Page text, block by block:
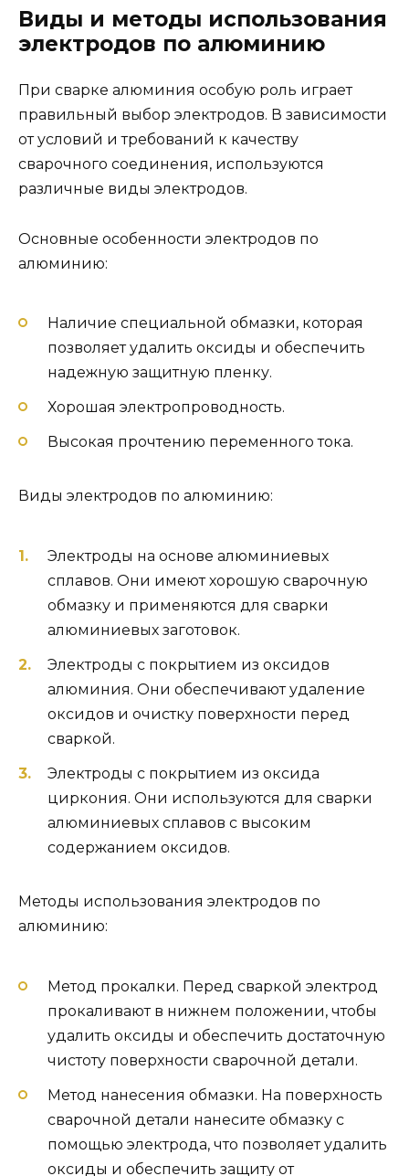
Виды и методы использования
электродов по алюминию
При сварке алюминия особую роль играет
правильный выбор электродов. В зависимости
от условий и требований к качеству
сварочного соединения, используются
различные виды электродов.
Основные особенности электродов по
алюминию:
Наличие специальной обмазки, которая
позволяет удалить оксиды и обеспечить
надежную защитную пленку.
Хорошая электропроводность.
Высокая прочтению переменного тока.
Виды электродов по алюминию:
Электроды на основе алюминиевых
сплавов. Они имеют хорошую сварочную
обмазку и применяются для сварки
алюминиевых заготовок.
Электроды с покрытием из оксидов
алюминия. Они обеспечивают удаление
оксидов и очистку поверхности перед
сваркой.
Электроды с покрытием из оксида
циркония. Они используются для сварки
алюминиевых сплавов с высоким
содержанием оксидов.
Методы использования электродов по
алюминию:
Метод прокалки. Перед сваркой электрод
прокаливают в нижнем положении, чтобы
удалить оксиды и обеспечить достаточную
чистоту поверхности сварочной детали.
Метод нанесения обмазки. На поверхность
сварочной детали нанесите обмазку с
помощью электрода, что позволяет удалить
оксиды и обеспечить защиту от